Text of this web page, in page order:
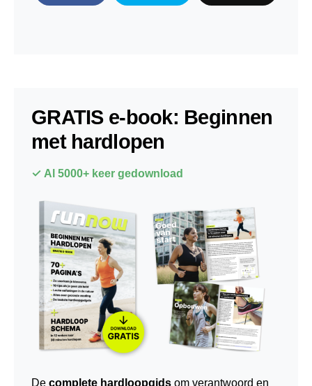
GRATIS e-book: Beginnen
met hardlopen
✓ Al 5000+ keer gedownload
De complete hardloopgids om verantwoord en